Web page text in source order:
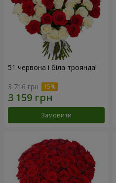
51 червона і біла троянда!
3 716 грн
Замовити